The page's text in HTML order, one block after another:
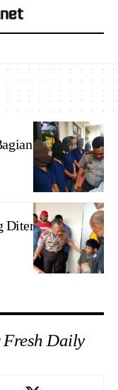
Rp 77,5 Juta
Ditembak
Daily